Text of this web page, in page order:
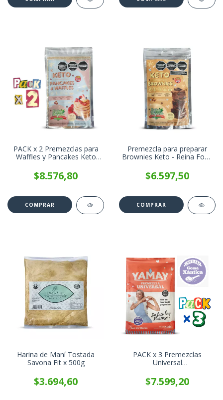
PACK x 2 Premezclas para
Waffles y Pancakes Keto
$8.576,80
Premezcla para preparar
Brownies Keto - Reina Food
$6.597,50
Harina de Maní Tostada
Savona Fit x 500g
$3.694,60
PACK x 3 Premezclas
Universal
x 500g
$7.599,20